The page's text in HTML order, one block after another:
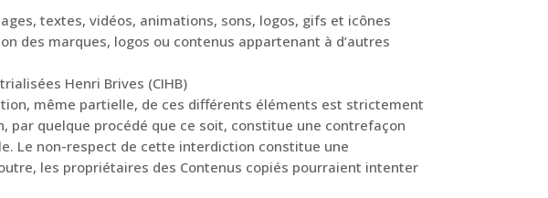
textes, vidéos, animations, sons, logos, gifs et icônes
des marques, logos ou contenus appartenant à d’autres
Henri Brives (CIHB)
même partielle, de ces différents éléments est strictement
par quelque procédé que ce soit, constitue une contrefaçon
Le non-respect de cette interdiction constitue une
les propriétaires des Contenus copiés pourraient intenter